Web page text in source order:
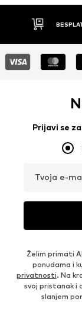
Prijavi se
Tvoja e-
Želim primati
ponudama i
privatnosti. Na
svoj pristanak i
slanjem